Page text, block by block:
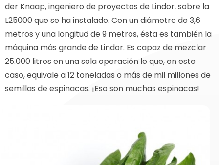
der Knaap, ingeniero de proyectos de Lindor, sobre la
L25000 que se ha instalado. Con un diámetro de 3,6
metros y una longitud de 9 metros, ésta es también la
máquina más grande de Lindor. Es capaz de mezclar
25.000 litros en una sola operación lo que, en este
caso, equivale a 12 toneladas o más de mil millones de
semillas de espinacas. ¡Eso son muchas espinacas!